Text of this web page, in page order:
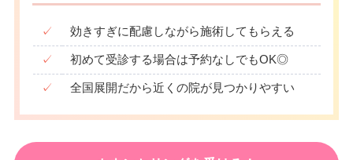
✓ 効きすぎに配慮しながら施術してもらえる
✓ 初めて受診する場合は予約なしでもOK◎
✓ 全国展開だから近くの院が見つかりやすい